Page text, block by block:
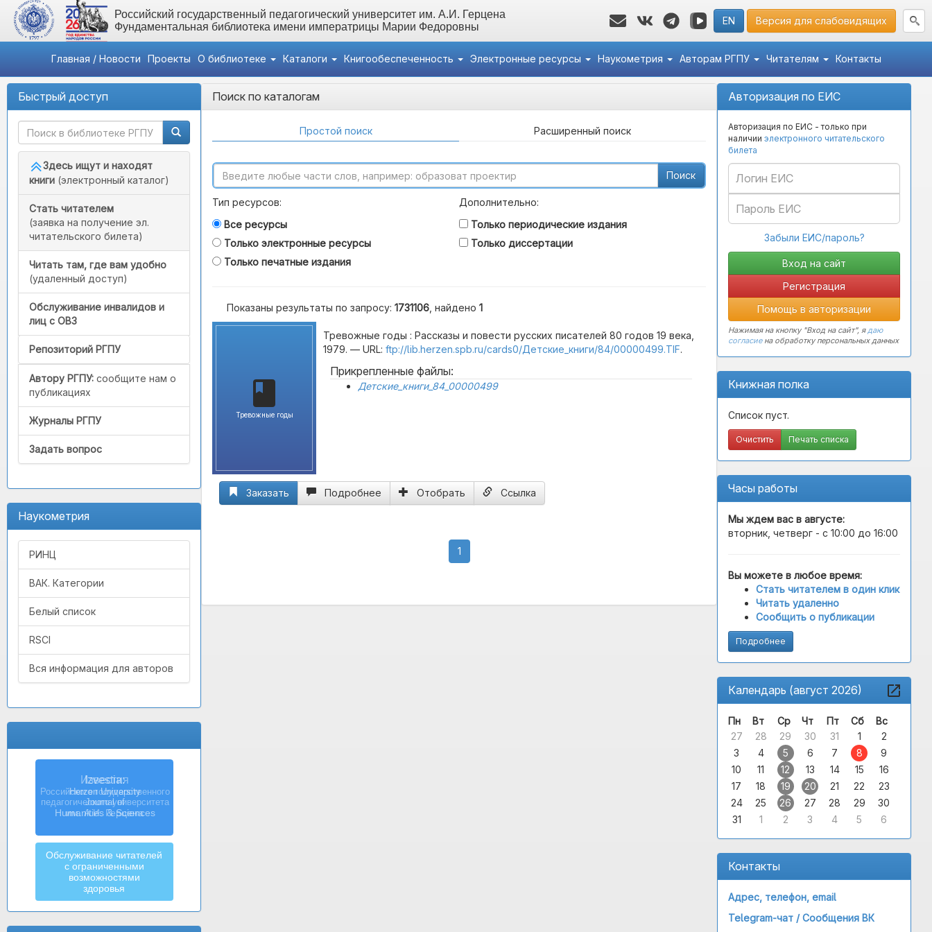
Российский государственный педагогический университет им. А.И. Герцена
Фундаментальная библиотека имени императрицы Марии Федоровны
EN Версия для слабовидящих
Главная / Новости Проекты О библиотеке Каталоги Книгообеспеченность Электронные ресурсы Наукометрия Авторам РГПУ Читателям Контакты
Быстрый доступ
Здесь ищут и находят
книги (электронный каталог)
Стать читателем
(заявка на получение эл.
читательского билета)
Читать там, где вам удобно
(удаленный доступ)
Обслуживание инвалидов и
лиц с ОВЗ
Репозиторий РГПУ
Автору РГПУ: сообщите нам о
публикациях
Журналы РГПУ
Задать вопрос
Наукометрия
РИНЦ
ВАК. Категории
Белый список
RSCI
Вся информация для авторов
Izvestia:
Herzen University
Journal of
Humanities & Sciences
Обслуживание читателей
с ограниченными
возможностями
здоровья
Авторизация по ЕИС
Авторизация по ЕИС - только при
наличии электронного читательского
билета
Забыли ЕИС/пароль?
Регистрация
Помощь в авторизации
Нажимая на кнопку "Вход на сайт", ядаю
согласиена обработку персональных данных
Книжная полка
Список пуст.
Очистить Печать списка
Часы работы
Мы ждем вас в августе:
вторник, четверг - с 10:00 до 16:00
Вы можете в любое время:
Стать читателем в один клик
Читать удаленно
Сообщить о публикации
Подробнее
Календарь (август 2026)
Пн Вт Ср Чт Пт Сб
Вс
27
28 29 30 31 1
2
3
4 5 6 7 8
9
10
11 12 13 14 15
16
17
18 19 20 21 22
23
24
25 26 27 28 29
30
31
1 2 3 4 5 6
Контакты
Адрес, телефон, email
Telegram-чат /Сообщения ВК
Поиск по каталогам
Простой поиск Расширенный поиск
Поиск
Тип ресурсов:
Все ресурсы
Только электронные ресурсы
Только печатные издания
Дополнительно:
Только периодические издания
Только диссертации
Показаны результаты по запросу: 1731106 , найдено 1
Тревожные годы
Тревожные годы : Рассказы и повести русских писателей 80 годов 19 века,
1979. — URL: ftp://lib.herzen.spb.ru/cards0/Детские_книги/84/00000499.TIF.
Прикрепленные файлы:
Детские_книги_84_00000499
Заказать Подробнее Отобрать Ссылка
1(current)